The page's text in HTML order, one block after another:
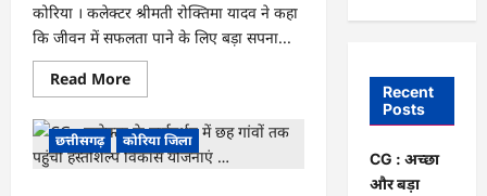
कोरिया । कलेक्टर श्रीमती रोक्तिमा यादव ने कहा
कि जीवन में सफलता पाने के लिए बड़ा सपना...
Read MoreRead
more
CG
:
अच्छा
और
छत्तीसगढ़ कोरिया जिला
Recent
Posts
CG : अच्छा
और बड़ा